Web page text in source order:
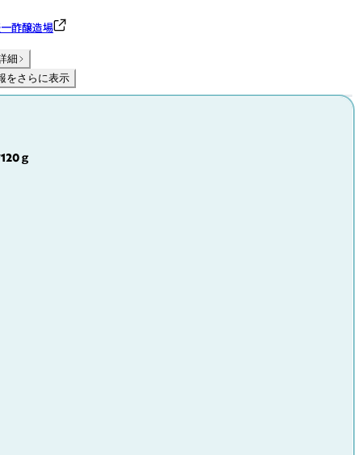
酢醸造場
細
をさらに表示
ｇ